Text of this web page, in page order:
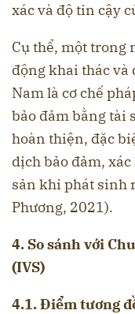
xác và độ tin cậy
Cụ thể, một trong
động khai thác
Nam là cơ chế
bảo đảm bằng tài
hoàn thiện, đặc
dịch bảo đảm,
sản khi phát sinh
Phương, 2021).
4. So sánh với
(IVS)
4.1. Điểm tương